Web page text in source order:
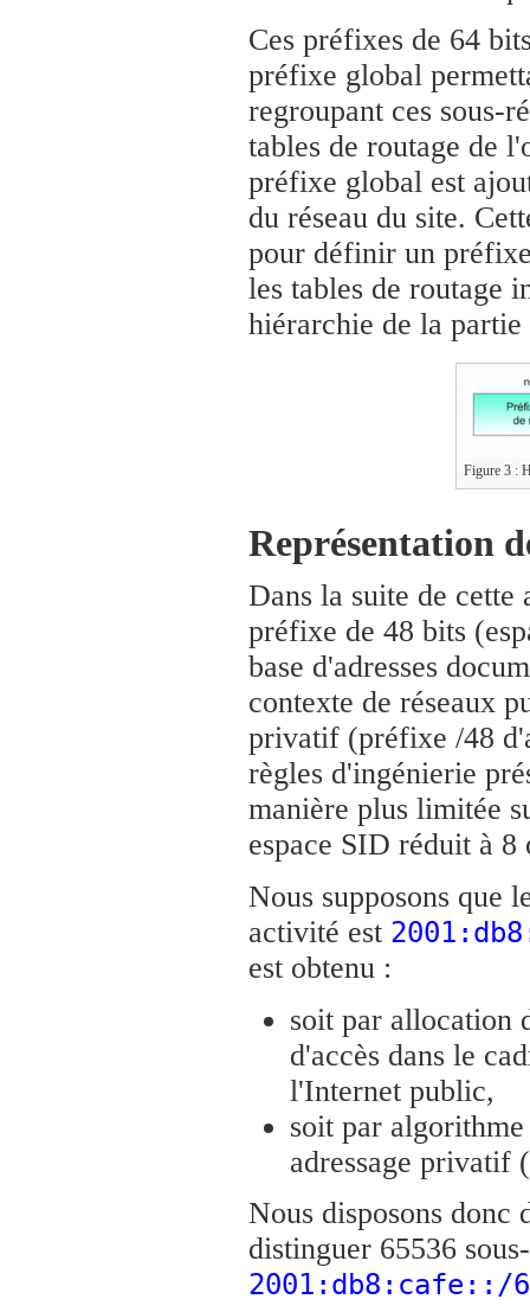
Ces préfixes de 64
préfixe global
regroupant ces sous-
tables de routage de
préfixe global est
du réseau du site.
pour définir un
les tables de routage
hiérarchie de la
Figure 3 :
Représentation
Dans la suite de cette
préfixe de 48 bits
base d'adresses
contexte de réseaux
privatif (préfixe /48
règles d'ingénierie
manière plus limitée
espace SID réduit à 8
Nous supposons que
activité est
est obtenu :
soit par allocation
d'accès dans le
l'Internet public,
soit par
adressage privatif
Nous disposons donc
distinguer 65536
2001:db8:cafe::/